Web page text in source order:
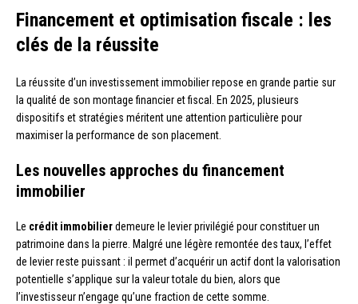
Financement et optimisation fiscale : les
clés de la réussite
La réussite d’un investissement immobilier repose en grande partie sur
la qualité de son montage financier et fiscal. En 2025, plusieurs
dispositifs et stratégies méritent une attention particulière pour
maximiser la performance de son placement.
Les nouvelles approches du financement
immobilier
Le crédit immobilierdemeure le levier privilégié pour constituer un
patrimoine dans la pierre. Malgré une légère remontée des taux, l’effet
de levier reste puissant : il permet d’acquérir un actif dont la valorisation
potentielle s’applique sur la valeur totale du bien, alors que
l’investisseur n’engage qu’une fraction de cette somme.